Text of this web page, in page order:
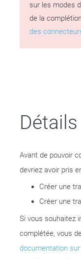
sur les modes
de la
des
Avant de pouvoir
devriez avoir pris
Créer une
Créer une
Si vous souhaitez
complétée, vous
documentation